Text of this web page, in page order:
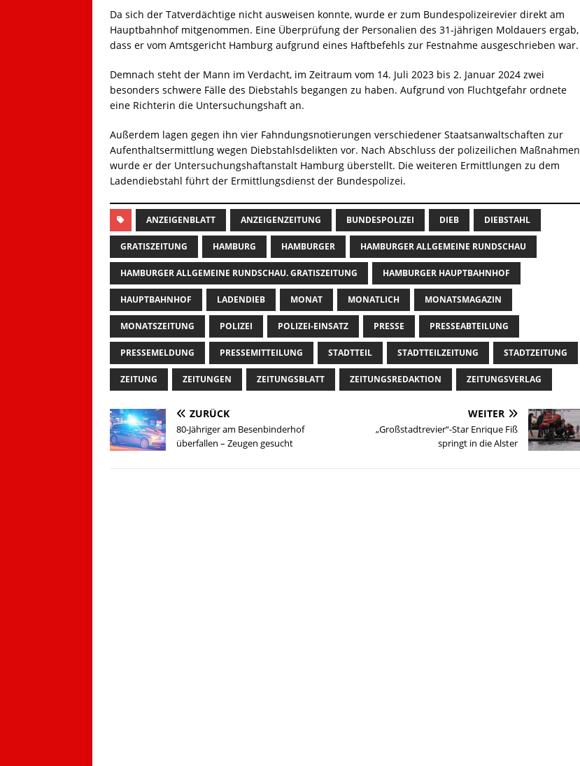
Da sich der Tatverdächtige nicht ausweisen konnte, wurde er zum Bundespolizeirevier direkt am
Hauptbahnhof mitgenommen. Eine Überprüfung der Personalien des 31-jährigen Moldauers ergab,
dass er vom Amtsgericht Hamburg aufgrund eines Haftbefehls zur Festnahme ausgeschrieben war.
Demnach steht der Mann im Verdacht, im Zeitraum vom 14. Juli 2023 bis 2. Januar 2024 zwei
besonders schwere Fälle des Diebstahls begangen zu haben. Aufgrund von Fluchtgefahr ordnete
eine Richterin die Untersuchungshaft an.
Außerdem lagen gegen ihn vier Fahndungsnotierungen verschiedener Staatsanwaltschaften zur
Aufenthaltsermittlung wegen Diebstahlsdelikten vor. Nach Abschluss der polizeilichen Maßnahmen
wurde er der Untersuchungshaftanstalt Hamburg überstellt. Die weiteren Ermittlungen zu dem
Ladendiebstahl führt der Ermittlungsdienst der Bundespolizei.
ANZEIGENBLATT ANZEIGENZEITUNG BUNDESPOLIZEI DIEB DIEBSTAHL
GRATISZEITUNG HAMBURG HAMBURGER HAMBURGER ALLGEMEINE RUNDSCHAU
HAMBURGER ALLGEMEINE RUNDSCHAU. GRATISZEITUNG HAMBURGER HAUPTBAHNHOF
HAUPTBAHNHOF LADENDIEB MONAT MONATLICH MONATSMAGAZIN
MONATSZEITUNG POLIZEI POLIZEI-EINSATZ PRESSE PRESSEABTEILUNG
PRESSEMELDUNG PRESSEMITTEILUNG STADTTEIL STADTTEILZEITUNG STADTZEITUNG
ZEITUNG ZEITUNGEN ZEITUNGSBLATT ZEITUNGSREDAKTION ZEITUNGSVERLAG
ZURÜCK
80-Jähriger am Besenbinderhof
überfallen – Zeugen gesucht
WEITER
„Großstadtrevier“-Star Enrique Fiß
springt in die Alster